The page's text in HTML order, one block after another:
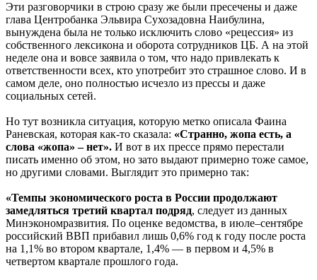
Эти разговорчики в строю сразу же были пресечены и даже
глава Центробанка Эльвира Сухозадовна Наибулина,
вынуждена была не только исключить слово «рецессия» из
собственного лексикона и оборота сотрудников ЦБ. А на этой
неделе она и вовсе заявила о том, что надо привлекать к
ответственности всех, кто употребит это страшное слово. И в
самом деле, оно полностью исчезло из прессы и даже
социальных сетей.
Но тут возникла ситуация, которую метко описала Фаина
Раневская, которая как-то сказала: «Странно, жопа есть, а
слова «жопа» – нет». И вот в их прессе прямо перестали
писать именно об этом, но зато выдают примерно тоже самое,
но другими словами. Выглядит это примерно так:
«Темпы экономического роста в России продолжают
замедляться третий квартал подряд, следует из данных
Минэкономразвития. По оценке ведомства, в июле–сентябре
российский ВВП прибавил лишь 0,6% год к году после роста
на 1,1% во втором квартале, 1,4% — в первом и 4,5% в
четвертом квартале прошлого года.